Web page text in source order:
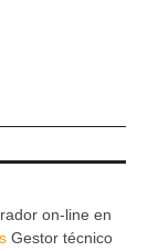
on-line en
Gestor técnico